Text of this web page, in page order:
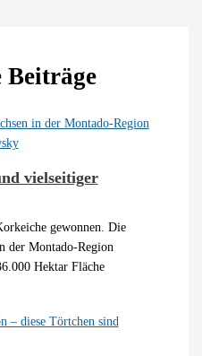
Beiträge
vielseitiger
gewonnen. Die
der Montado-Region
Hektar Fläche